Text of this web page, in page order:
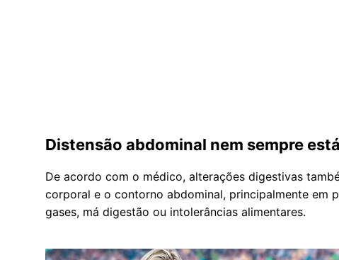
Distensão abdominal nem sempre
De acordo com o médico, alterações digestivas
corporal e o contorno abdominal, principalmente em
gases, má digestão ou intolerâncias alimentares.